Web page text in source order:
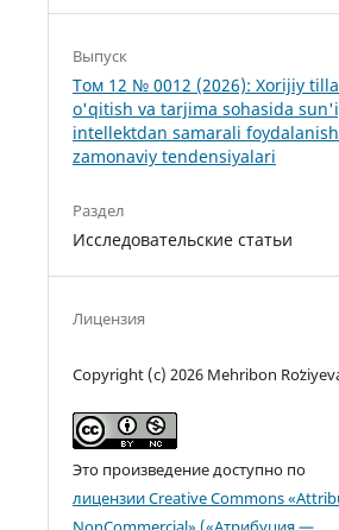
Выпуск
Том 12 № 0012 (2026): Xorijiy
o'qitish va tarjima sohasida
intellektdan samarali
zamonaviy tendensiyalari
Раздел
Исследовательские статьи
Лицензия
Copyright (c) 2026 Mehribon
Это произведение доступно по
лицензии Creative Commons